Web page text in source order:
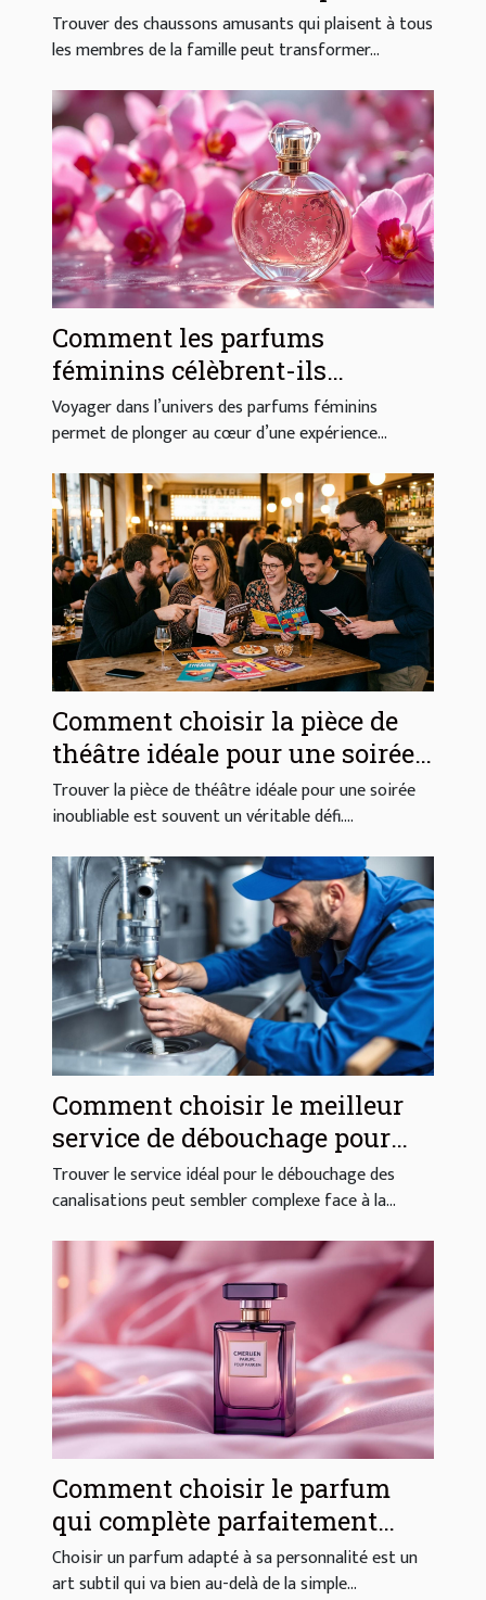
toute la famille ?
Trouver des chaussons amusants qui plaisent à tous
les membres de la famille peut transformer...
Comment les parfums
féminins célèbrent-ils
l'élégance et la sensualité ?
Voyager dans l’univers des parfums féminins
permet de plonger au cœur d’une expérience...
Comment choisir la pièce de
théâtre idéale pour une soirée
réussie ?
Trouver la pièce de théâtre idéale pour une soirée
inoubliable est souvent un véritable défi....
Comment choisir le meilleur
service de débouchage pour
vos canalisations ?
Trouver le service idéal pour le débouchage des
canalisations peut sembler complexe face à la...
Comment choisir le parfum
qui complète parfaitement
votre style ?
Choisir un parfum adapté à sa personnalité est un
art subtil qui va bien au-delà de la simple...